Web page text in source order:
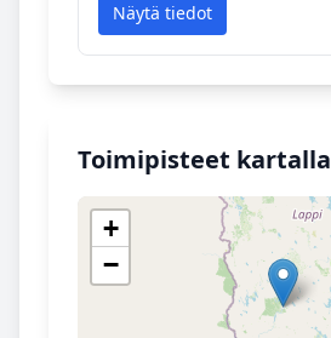
Näytä tiedot
Toimipisteet kartalla
+
−